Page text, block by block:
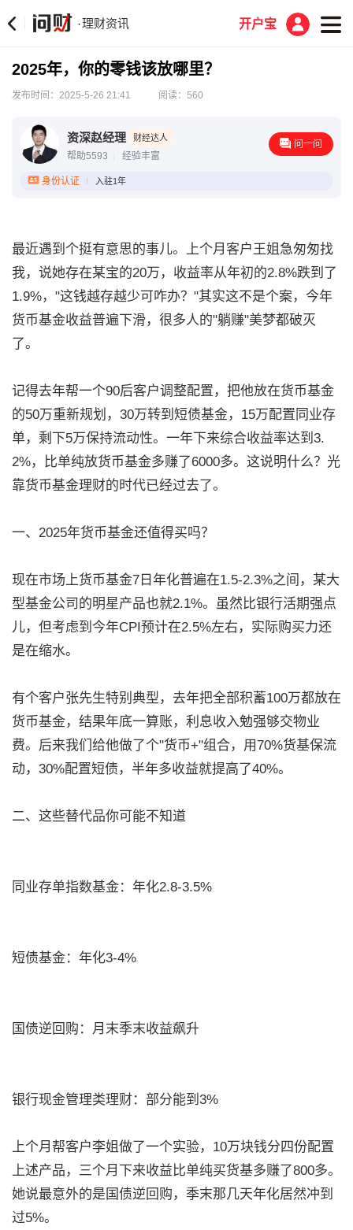
·理财资讯 开户宝
2025年，你的零钱该放哪里？
发布时间：2025-5-26 21:41 阅读：560
资深赵经理 财经达人
帮助5593 经验丰富
问一问
身份认证 入驻1年
最近遇到个挺有意思的事儿。上个月客户王姐急匆匆找
我，说她存在某宝的20万，收益率从年初的2.8%跌到了
1.9%，"这钱越存越少可咋办？"其实这不是个案，今年
货币基金收益普遍下滑，很多人的"躺赚"美梦都破灭
了。
记得去年帮一个90后客户调整配置，把他放在货币基金
的50万重新规划，30万转到短债基金，15万配置同业存
单，剩下5万保持流动性。一年下来综合收益率达到3.
2%，比单纯放货币基金多赚了6000多。这说明什么？光
靠货币基金理财的时代已经过去了。
一、2025年货币基金还值得买吗？
现在市场上货币基金7日年化普遍在1.5-2.3%之间，某大
型基金公司的明星产品也就2.1%。虽然比银行活期强点
儿，但考虑到今年CPI预计在2.5%左右，实际购买力还
是在缩水。
有个客户张先生特别典型，去年把全部积蓄100万都放在
货币基金，结果年底一算账，利息收入勉强够交物业
费。后来我们给他做了个"货币+"组合，用70%货基保流
动，30%配置短债，半年多收益就提高了40%。
二、这些替代品你可能不知道
同业存单指数基金：年化2.8-3.5%
短债基金：年化3-4%
国债逆回购：月末季末收益飙升
银行现金管理类理财：部分能到3%
上个月帮客户李姐做了一个实验，10万块钱分四份配置
上述产品，三个月下来收益比单纯买货基多赚了800多。
她说最意外的是国债逆回购，季末那几天年化居然冲到
过5%。